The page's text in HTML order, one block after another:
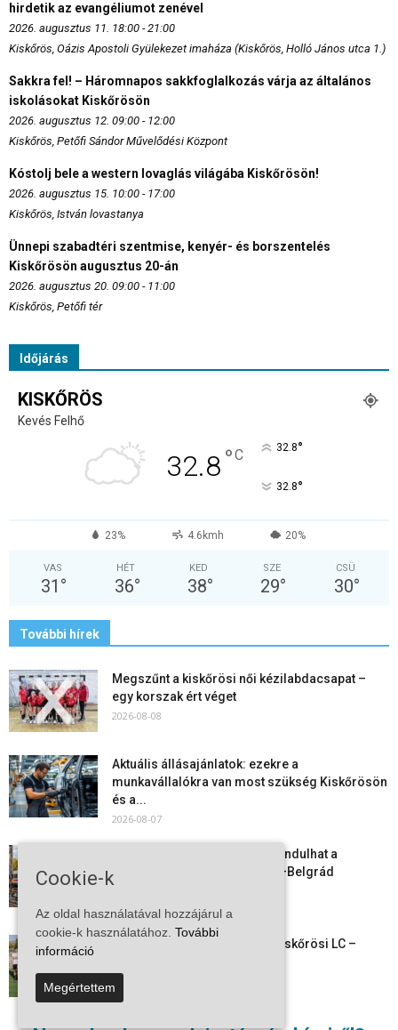
hirdetik az evangéliumot zenével
2026. augusztus 11. 18:00 - 21:00
Kiskőrös, Oázis Apostoli Gyülekezet imaháza (Kiskőrös, Holló János utca 1.)
Sakkra fel! – Háromnapos sakkfoglalkozás várja az általános
iskolásokat Kiskőrösön
2026. augusztus 12. 09:00 - 12:00
Kiskőrös, Petőfi Sándor Művelődési Központ
Kóstolj bele a western lovaglás világába Kiskőrösön!
2026. augusztus 15. 10:00 - 17:00
Kiskőrös, István lovastanya
Ünnepi szabadtéri szentmise, kenyér- és borszentelés
Kiskőrösön augusztus 20-án
2026. augusztus 20. 09:00 - 11:00
Kiskőrös, Petőfi tér
Időjárás
KISKŐRÖS
Kevés Felhő
32.8°C 32.8°
32.8°
23% 4.6kmh 20%
VAS
31 °
HÉT
36°
KED
38°
SZE
29°
CSÜ
30°
További hírek
Megszűnt a kiskőrösi női kézilabdacsapat –
egy korszak ért véget
2026-08-08
Aktuális állásajánlatok: ezekre a
munkavállalókra van most szükség Kiskőrösön
és a...
2026-08-07
Vitézy Dávid: már ősszel újraindulhat a
személyszállítás a Budapest–Belgrád
vasútvonalon
2026-08-06
Megkezdte a felkészülést a Kiskőrösi LC –
Cookie-k
Az oldal használatával hozzájárul a
cookie-k használatához. További
információ
Megértettem